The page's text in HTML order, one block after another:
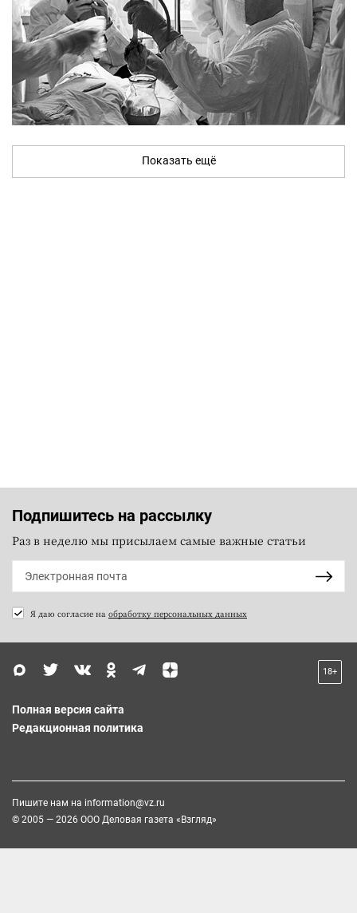
Показать ещё
Подпишитесь на рассылку
Раз в неделю мы присылаем самые важные статьи
Я даю согласие на обработку персональных данных
18+
Полная версия сайта
Редакционная политика
Пишите нам на information@vz.ru
© 2005 — 2026 ООО Деловая газета «Взгляд»